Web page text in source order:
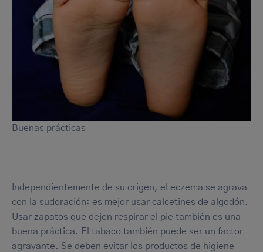
Buenas prácticas
Independientemente de su origen, el eczema se agrava
con la sudoración: es mejor usar calcetines de algodón.
Usar zapatos que dejen respirar el pie también es una
buena práctica. El tabaco también puede ser un factor
agravante. Se deben evitar los productos de higiene